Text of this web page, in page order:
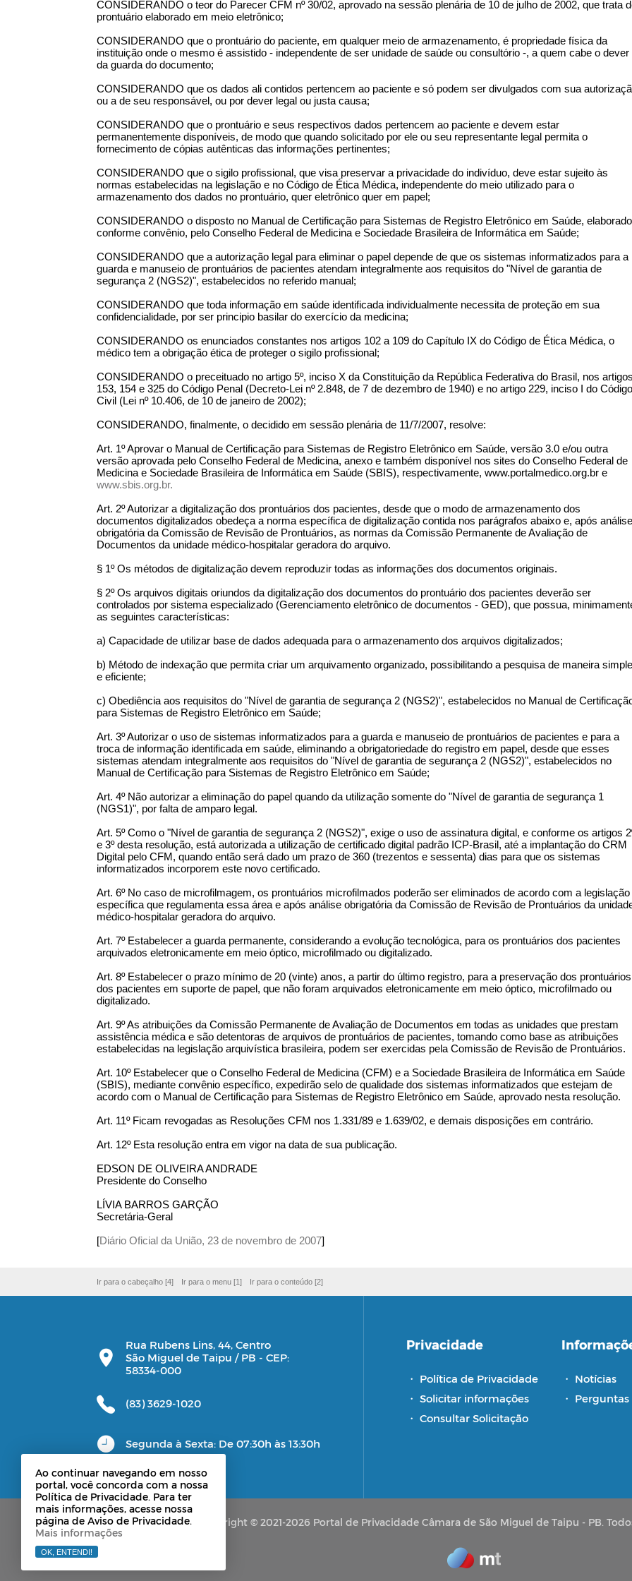
CONSIDERANDO o teor do Parecer CFM nº 30/02, aprovado na sessão plenária de 10 de julho de 2002, que trata
prontuário elaborado em meio eletrônico;
CONSIDERANDO que o prontuário do paciente, em qualquer meio de armazenamento, é propriedade física da
instituição onde o mesmo é assistido - independente de ser unidade de saúde ou consultório -, a quem cabe o dever
da guarda do documento;
CONSIDERANDO que os dados ali contidos pertencem ao paciente e só podem ser divulgados com sua
ou a de seu responsável, ou por dever legal ou justa causa;
CONSIDERANDO que o prontuário e seus respectivos dados pertencem ao paciente e devem estar
permanentemente disponíveis, de modo que quando solicitado por ele ou seu representante legal permita o
fornecimento de cópias autênticas das informações pertinentes;
CONSIDERANDO que o sigilo profissional, que visa preservar a privacidade do indivíduo, deve estar sujeito às
normas estabelecidas na legislação e no Código de Ética Médica, independente do meio utilizado para o
armazenamento dos dados no prontuário, quer eletrônico quer em papel;
CONSIDERANDO o disposto no Manual de Certificação para Sistemas de Registro Eletrônico em Saúde,
conforme convênio, pelo Conselho Federal de Medicina e Sociedade Brasileira de Informática em Saúde;
CONSIDERANDO que a autorização legal para eliminar o papel depende de que os sistemas informatizados para a
guarda e manuseio de prontuários de pacientes atendam integralmente aos requisitos do "Nível de garantia de
segurança 2 (NGS2)", estabelecidos no referido manual;
CONSIDERANDO que toda informação em saúde identificada individualmente necessita de proteção em sua
confidencialidade, por ser principio basilar do exercício da medicina;
CONSIDERANDO os enunciados constantes nos artigos 102 a 109 do Capítulo IX do Código de Ética Médica, o
médico tem a obrigação ética de proteger o sigilo profissional;
CONSIDERANDO o preceituado no artigo 5º, inciso X da Constituição da República Federativa do Brasil, nos artigos
153, 154 e 325 do Código Penal (Decreto-Lei nº 2.848, de 7 de dezembro de 1940) e no artigo 229, inciso I do Código
Civil (Lei nº 10.406, de 10 de janeiro de 2002);
CONSIDERANDO, finalmente, o decidido em sessão plenária de 11/7/2007, resolve:
Art. 1º Aprovar o Manual de Certificação para Sistemas de Registro Eletrônico em Saúde, versão 3.0 e/ou outra
versão aprovada pelo Conselho Federal de Medicina, anexo e também disponível nos sites do Conselho Federal de
Medicina e Sociedade Brasileira de Informática em Saúde (SBIS), respectivamente, www.portalmedico.org.br e
www.sbis.org.br.
Art. 2º Autorizar a digitalização dos prontuários dos pacientes, desde que o modo de armazenamento dos
documentos digitalizados obedeça a norma específica de digitalização contida nos parágrafos abaixo e, após análise
obrigatória da Comissão de Revisão de Prontuários, as normas da Comissão Permanente de Avaliação de
Documentos da unidade médico-hospitalar geradora do arquivo.
§ 1º Os métodos de digitalização devem reproduzir todas as informações dos documentos originais.
§ 2º Os arquivos digitais oriundos da digitalização dos documentos do prontuário dos pacientes deverão ser
controlados por sistema especializado (Gerenciamento eletrônico de documentos - GED), que possua,
as seguintes características:
a) Capacidade de utilizar base de dados adequada para o armazenamento dos arquivos digitalizados;
b) Método de indexação que permita criar um arquivamento organizado, possibilitando a pesquisa de maneira
e eficiente;
c) Obediência aos requisitos do "Nível de garantia de segurança 2 (NGS2)", estabelecidos no Manual de
para Sistemas de Registro Eletrônico em Saúde;
Art. 3º Autorizar o uso de sistemas informatizados para a guarda e manuseio de prontuários de pacientes e para a
troca de informação identificada em saúde, eliminando a obrigatoriedade do registro em papel, desde que esses
sistemas atendam integralmente aos requisitos do "Nível de garantia de segurança 2 (NGS2)", estabelecidos no
Manual de Certificação para Sistemas de Registro Eletrônico em Saúde;
Art. 4º Não autorizar a eliminação do papel quando da utilização somente do "Nível de garantia de segurança 1
(NGS1)", por falta de amparo legal.
Art. 5º Como o "Nível de garantia de segurança 2 (NGS2)", exige o uso de assinatura digital, e conforme os artigos
e 3º desta resolução, está autorizada a utilização de certificado digital padrão ICP-Brasil, até a implantação do CRM
Digital pelo CFM, quando então será dado um prazo de 360 (trezentos e sessenta) dias para que os sistemas
informatizados incorporem este novo certificado.
Art. 6º No caso de microfilmagem, os prontuários microfilmados poderão ser eliminados de acordo com a legislação
específica que regulamenta essa área e após análise obrigatória da Comissão de Revisão de Prontuários da
médico-hospitalar geradora do arquivo.
Art. 7º Estabelecer a guarda permanente, considerando a evolução tecnológica, para os prontuários dos pacientes
arquivados eletronicamente em meio óptico, microfilmado ou digitalizado.
Art. 8º Estabelecer o prazo mínimo de 20 (vinte) anos, a partir do último registro, para a preservação dos prontuários
dos pacientes em suporte de papel, que não foram arquivados eletronicamente em meio óptico, microfilmado ou
digitalizado.
Art. 9º As atribuições da Comissão Permanente de Avaliação de Documentos em todas as unidades que prestam
assistência médica e são detentoras de arquivos de prontuários de pacientes, tomando como base as atribuições
estabelecidas na legislação arquivística brasileira, podem ser exercidas pela Comissão de Revisão de Prontuários.
Art. 10º Estabelecer que o Conselho Federal de Medicina (CFM) e a Sociedade Brasileira de Informática em Saúde
(SBIS), mediante convênio específico, expedirão selo de qualidade dos sistemas informatizados que estejam de
acordo com o Manual de Certificação para Sistemas de Registro Eletrônico em Saúde, aprovado nesta resolução.
Art. 11º Ficam revogadas as Resoluções CFM nos 1.331/89 e 1.639/02, e demais disposições em contrário.
Art. 12º Esta resolução entra em vigor na data de sua publicação.
EDSON DE OLIVEIRA ANDRADE
Presidente do Conselho
LÍVIA BARROS GARÇÃO
Secretária-Geral
[Diário Oficial da União, 23 de novembro de 2007]
Ir para o cabeçalho [4] Ir para o menu [1] Ir para o conteúdo [2]
Rua Rubens Lins, 44, Centro
São Miguel de Taipu / PB - CEP:
58334-000
(83) 3629-1020
Segunda à Sexta: De 07:30h às 13:30h
Privacidade
・ Política de Privacidade
・ Solicitar informações
・ Consultar Solicitação
・ Notícias
・
Copyright © 2021-2026 Portal de Privacidade Câmara de São Miguel de Taipu - PB.
Ao continuar navegando em nosso
portal, você concorda com a nossa
Política de Privacidade. Para ter
mais informações, acesse nossa
página de Aviso de Privacidade.
Mais informações
OK, ENTENDI!